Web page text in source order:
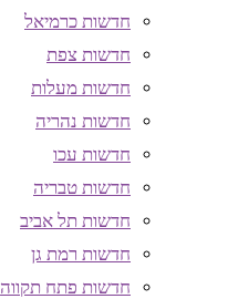
חדשות כרמיאל
חדשות צפת
חדשות מעלות
חדשות נהריה
חדשות עכו
חדשות טבריה
חדשות תל אביב
חדשות רמת גן
חדשות פתח תקווה